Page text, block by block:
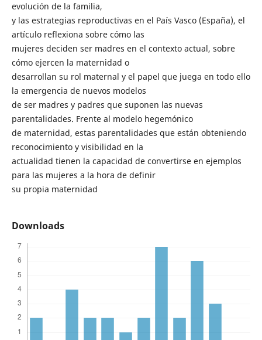
evolución de la familia,
y las estrategias reproductivas en el País Vasco (España), el
artículo reflexiona sobre cómo las
mujeres deciden ser madres en el contexto actual, sobre
cómo ejercen la maternidad o
desarrollan su rol maternal y el papel que juega en todo ello
la emergencia de nuevos modelos
de ser madres y padres que suponen las nuevas
parentalidades. Frente al modelo hegemónico
de maternidad, estas parentalidades que están obteniendo
reconocimiento y visibilidad en la
actualidad tienen la capacidad de convertirse en ejemplos
para las mujeres a la hora de definir
su propia maternidad
Downloads